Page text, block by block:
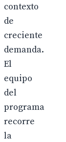
contexto
de
creciente
demanda.
El
equipo
del
programa
recorre
la